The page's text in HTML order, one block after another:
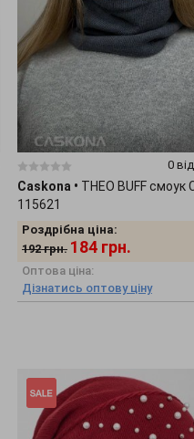
0
Caskona • THEO BUFF смоук
115621
Роздрібна ціна:
192 грн. 184 грн.
Оптова ціна:
Дізнатись оптову ціну